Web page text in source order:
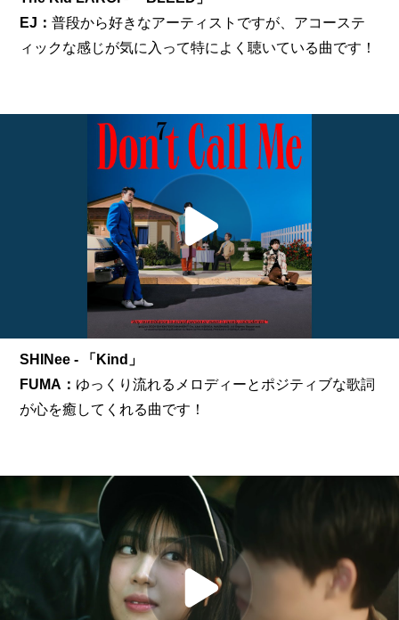
EJ：普段から好きなアーティストですが、アコーステ
ィックな感じが気に入って特によく聴いている曲です！
SHINee - 「Kind」
FUMA： ゆっくり流れるメロディーとポジティブな歌詞
が心を癒してくれる曲です！